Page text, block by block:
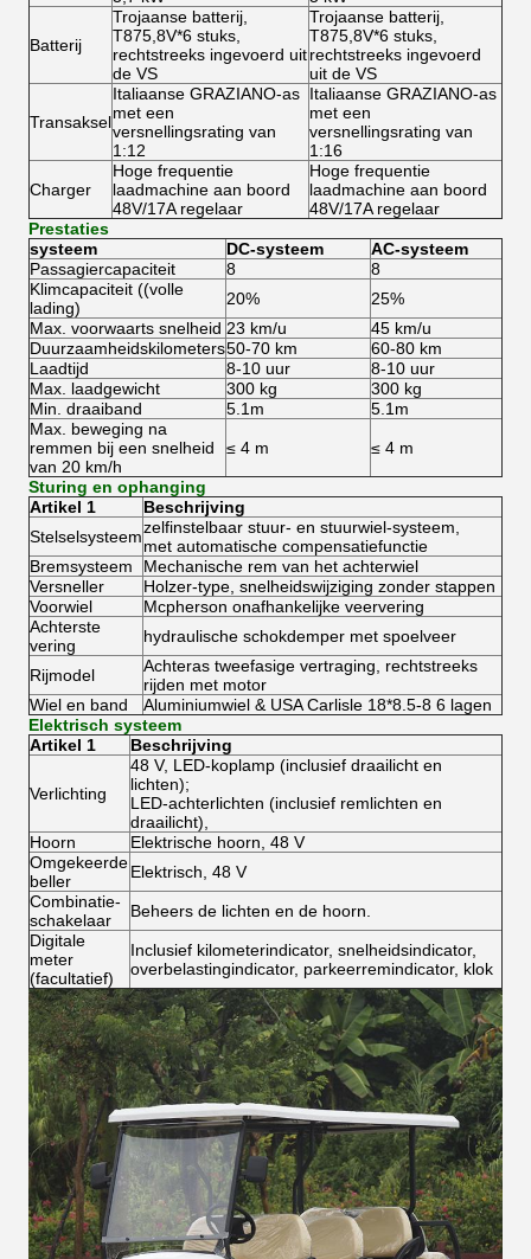
Batterij
Trojaanse batterij,
T875,8V*6 stuks,
rechtstreeks ingevoerd uit
de VS
Trojaanse batterij,
T875,8V*6 stuks,
rechtstreeks ingevoerd
uit de VS
Transaksel
Italiaanse GRAZIANO-as
met een
versnellingsrating van
1:12
Italiaanse GRAZIANO-as
met een
versnellingsrating van
1:16
Charger
Hoge frequentie
laadmachine aan boord
48V/17A regelaar
Hoge frequentie
laadmachine aan boord
48V/17A regelaar
Prestaties
systeem
DC-systeem
AC-systeem
Passagiercapaciteit
8
8
Klimcapaciteit ((volle
lading)
20%
25%
Max. voorwaarts snelheid 23 km/u
45 km/u
Duurzaamheidskilometers50-70 km
60-80 km
Laadtijd
8-10 uur
8-10 uur
Max. laadgewicht
300 kg
300 kg
Min. draaiband
5.1m
5.1m
Max. beweging na
remmen bij een snelheid
van 20 km/h
≤ 4 m ≤ 4 m
Sturing en ophanging
Artikel 1
Beschrijving
Stelselsysteemzelfinstelbaar stuur- en stuurwiel-systeem,
met automatische compensatiefunctie
Bremsysteem
Mechanische rem van het achterwiel
Versneller
Holzer-type, snelheidswijziging zonder stappen
Voorwiel
Mcpherson onafhankelijke veervering
Achterste
vering
hydraulische schokdemper met spoelveer
Rijmodel
Achteras tweefasige vertraging, rechtstreeks
rijden met motor
Wiel en band
Aluminiumwiel & USA Carlisle 18*8.5-8 6 lagen
Elektrisch systeem
Artikel 1
Beschrijving
Verlichting
48 V, LED-koplamp (inclusief draailicht en
lichten);
LED-achterlichten (inclusief remlichten en
draailicht),
Hoorn
Elektrische hoorn, 48 V
Omgekeerde
beller
Elektrisch, 48 V
Combinatie-
schakelaar
Beheers de lichten en de hoorn.
Digitale
meter
(facultatief)
Inclusief kilometerindicator, snelheidsindicator,
overbelastingindicator, parkeerremindicator, klok